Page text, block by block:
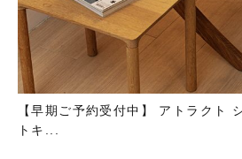
【早期ご予約受付中】 アトラクト
トキ...